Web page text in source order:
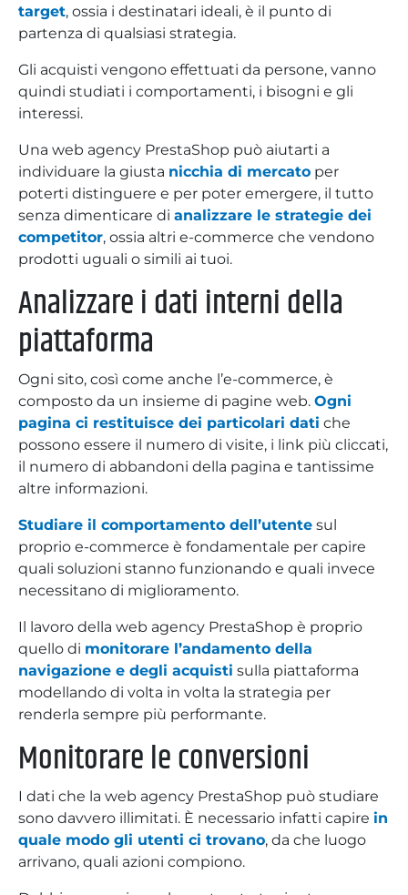
target, ossia i destinatari ideali, è il punto di
partenza di qualsiasi strategia.
Gli acquisti vengono effettuati da persone, vanno
quindi studiati i comportamenti, i bisogni e gli
interessi.
Una web agency PrestaShop può aiutarti a
individuare la giusta nicchia di mercato per
poterti distinguere e per poter emergere, il tutto
senza dimenticare di analizzare le strategie dei
competitor, ossia altri e-commerce che vendono
prodotti uguali o simili ai tuoi.
Analizzare i dati interni della
piattaforma
Ogni sito, così come anche l’e-commerce, è
composto da un insieme di pagine web. Ogni
pagina ci restituisce dei particolari dati che
possono essere il numero di visite, i link più cliccati,
il numero di abbandoni della pagina e tantissime
altre informazioni.
Studiare il comportamento dell’utente sul
proprio e-commerce è fondamentale per capire
quali soluzioni stanno funzionando e quali invece
necessitano di miglioramento.
Il lavoro della web agency PrestaShop è proprio
quello di monitorare l’andamento della
navigazione e degli acquisti sulla piattaforma
modellando di volta in volta la strategia per
renderla sempre più performante.
Monitorare le conversioni
I dati che la web agency PrestaShop può studiare
sono davvero illimitati. È necessario infatti capire in
quale modo gli utenti ci trovano, da che luogo
arrivano, quali azioni compiono.